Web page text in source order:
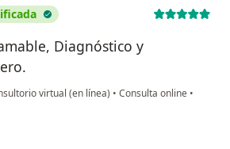
Diagnóstico y
virtual (en línea) • Consulta online •